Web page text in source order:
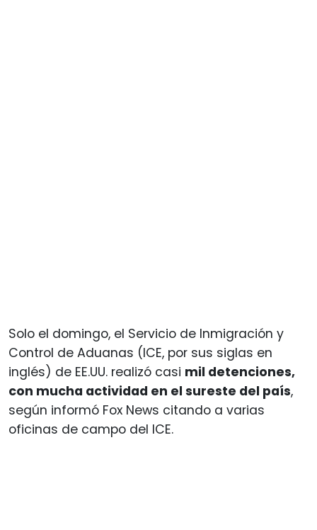
Solo el domingo, el Servicio de Inmigración y
Control de Aduanas (ICE, por sus siglas en
inglés) de EE.UU. realizó casi mil detenciones,
con mucha actividad en el sureste del país,
según informó Fox News citando a varias
oficinas de campo del ICE.